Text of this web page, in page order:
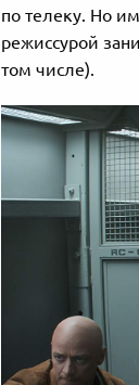
по телеку. Но
режиссурой
том числе).